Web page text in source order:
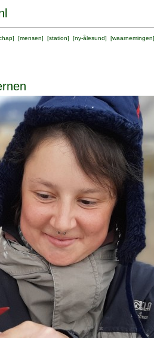
] [mensen] [station] [ny-ålesund] [waarnemingen